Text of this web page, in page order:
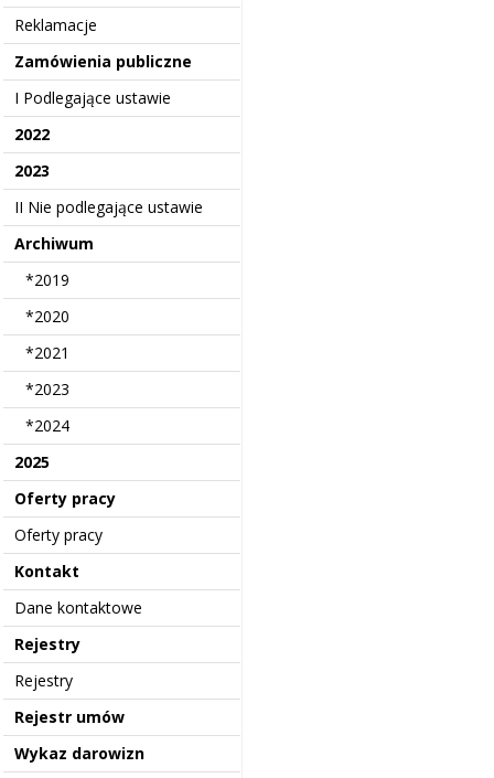
Reklamacje
Zamówienia publiczne
I Podlegające ustawie
2022
2023
II Nie podlegające ustawie
Archiwum
*2019
*2020
*2021
*2023
*2024
2025
Oferty pracy
Oferty pracy
Kontakt
Dane kontaktowe
Rejestry
Rejestry
Rejestr umów
Wykaz darowizn